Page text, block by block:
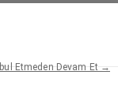
Etmeden Devam Et →